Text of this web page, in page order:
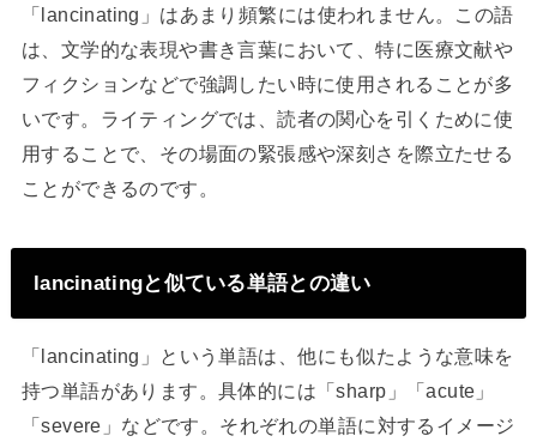
「lancinating」はあまり頻繁には使われません。この語
は、文学的な表現や書き言葉において、特に医療文献や
フィクションなどで強調したい時に使用されることが多
いです。ライティングでは、読者の関心を引くために使
用することで、その場面の緊張感や深刻さを際立たせる
ことができるのです。
lancinatingと似ている単語との違い
「lancinating」という単語は、他にも似たような意味を
持つ単語があります。具体的には「sharp」「acute」
「severe」などです。それぞれの単語に対するイメージ